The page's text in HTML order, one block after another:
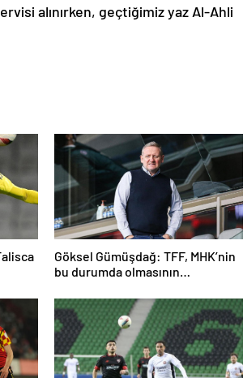
alınırken, geçtiğimiz yaz Al-Ahli
Göksel Gümüşdağ: TFF, MHK’nin
bu durumda olmasının